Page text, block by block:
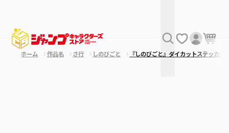
ホーム 作品名 さ行 しのびごと 『しのびごと』ダイカットステッ